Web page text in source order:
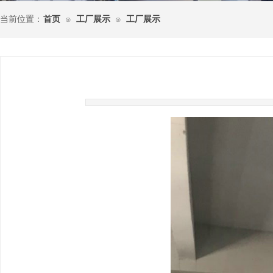
当前位置： 首页 ⊙ 工厂展示 ⊙ 工厂展示